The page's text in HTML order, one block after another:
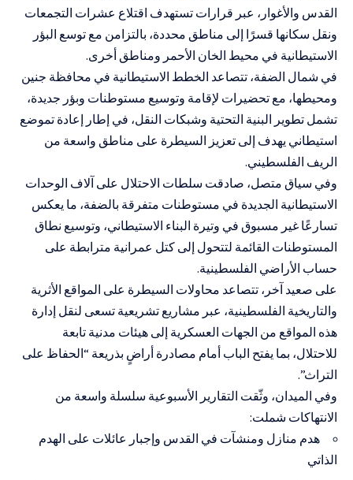
القدس والأغوار، عبر قرارات تستهدف اقتلاع عشرات التجمعات
ونقل سكانها قسرًا إلى مناطق محددة، بالتزامن مع توسع البؤر
الاستيطانية في محيط الخان الأحمر ومناطق أخرى.
في شمال الضفة، تتصاعد الخطط الاستيطانية في محافظة جنين
ومحيطها، مع تحضيرات لإقامة وتوسيع مستوطنات وبؤر جديدة،
تشمل تطوير البنية التحتية وشبكات النقل، في إطار إعادة تموضع
استيطاني يهدف إلى تعزيز السيطرة على مناطق واسعة من
الريف الفلسطيني.
وفي سياق متصل، صادقت سلطات الاحتلال على آلاف الوحدات
الاستيطانية الجديدة في مستوطنات متفرقة بالضفة، ما يعكس
تسارعًا غير مسبوق في وتيرة البناء الاستيطاني، وتوسيع نطاق
المستوطنات القائمة لتتحول إلى كتل عمرانية مترابطة على
حساب الأراضي الفلسطينية.
على صعيد آخر، تتصاعد محاولات السيطرة على المواقع الأثرية
والتاريخية الفلسطينية، عبر مشاريع تشريعية تسعى لنقل إدارة
هذه المواقع من الجهات العسكرية إلى هيئات مدنية تابعة
للاحتلال، بما يفتح الباب أمام مصادرة أراضٍ بذريعة “الحفاظ على
التراث”.
وفي الميدان، وثّقت التقارير الأسبوعية سلسلة واسعة من
الانتهاكات شملت:
هدم منازل ومنشآت في القدس وإجبار عائلات على الهدم
الذاتي